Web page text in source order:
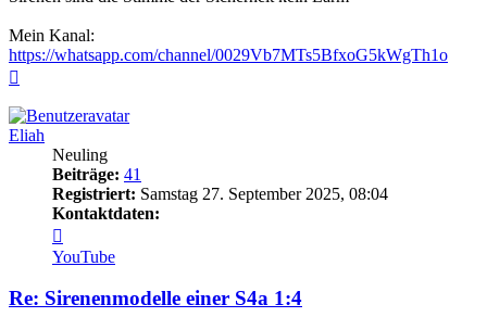
Mein Kanal:
https://whatsapp.com/channel/0029Vb7MTs5BfxoG5kWgTh1o
Eliah
Neuling
Beiträge: 41
Registriert: Samstag 27. September 2025, 08:04
Kontaktdaten:
von
Eliah
YouTube
Re: Sirenenmodelle einer S4a 1:4